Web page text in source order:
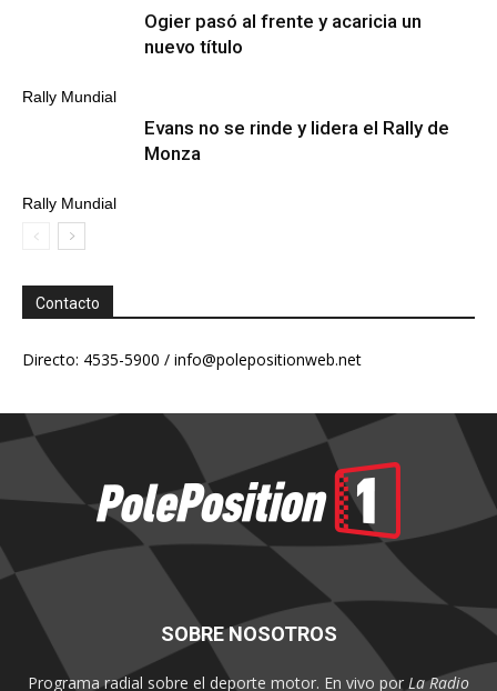
Rally Mundial
Ogier pasó al frente y acaricia un
nuevo título
Rally Mundial
Evans no se rinde y lidera el Rally de
Monza
Contacto
Directo: 4535-5900 / info@polepositionweb.net
SOBRE NOSOTROS
Programa radial sobre el deporte motor. En vivo por La Radio